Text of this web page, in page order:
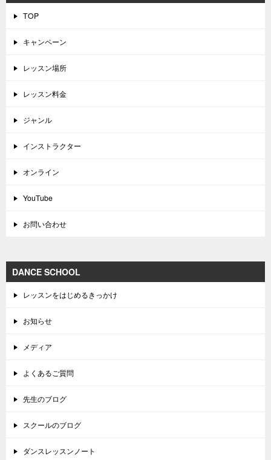
TOP
キャンペーン
レッスン場所
レッスン料金
ジャンル
インストラクター
オンライン
YouTube
お問い合わせ
DANCE SCHOOL
レッスンをはじめるきっかけ
お知らせ
メディア
よくあるご質問
先生のブログ
スクールのブログ
ダンスレッスンノート